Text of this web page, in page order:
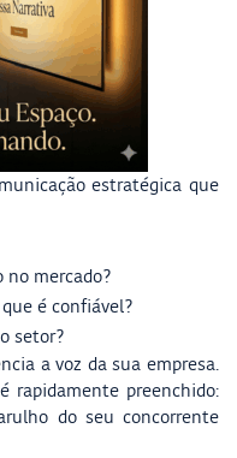
estratégica que
no mercado?
é confiável?
setor?
a voz da sua empresa.
rapidamente preenchido:
do seu concorrente